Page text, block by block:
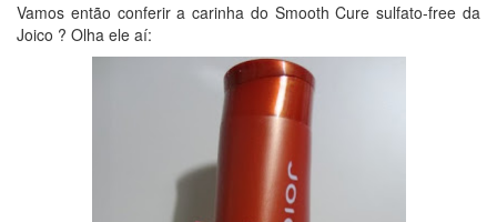
Vamos então conferir a carinha do Smooth Cure sulfato-free da
Joico ? Olha ele aí: